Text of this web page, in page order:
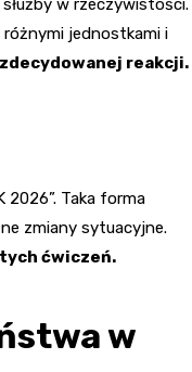
w rzeczywistości.
jednostkami i
reakcji.
2026”. Taka forma
zmiany sytuacyjne.
ćwiczeń.
w